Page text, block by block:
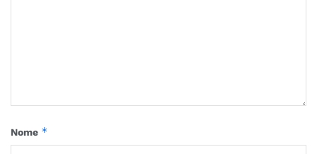
Nome *